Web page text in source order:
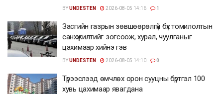
BYUNDESTEN 2026-08-05 14:16 1
Засгийн газрын зөвшөөрөлгүй бүх томилолтын
санхүүжилтийг зогсоож, хурал, чуулганыг
цахимаар хийнэ гэв
BYUNDESTEN 2026-08-05 14:10 0
Түрээслээд өмчлөх орон сууцны бүртгэл 100
хувь цахимаар явагдана